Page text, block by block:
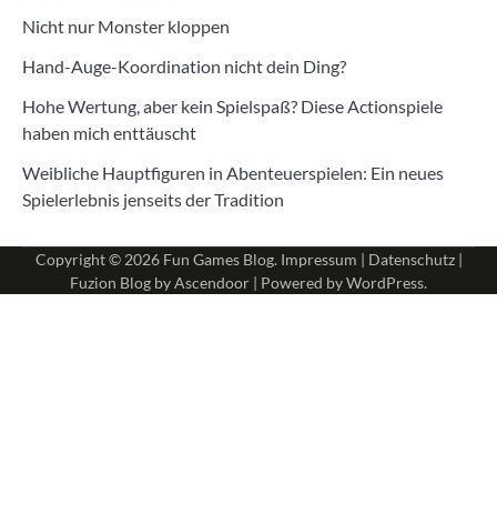
Nicht nur Monster kloppen
Hand-Auge-Koordination nicht dein Ding?
Hohe Wertung, aber kein Spielspaß? Diese Actionspiele
haben mich enttäuscht
Weibliche Hauptfiguren in Abenteuerspielen: Ein neues
Spielerlebnis jenseits der Tradition
Copyright © 2026 Fun Games Blog. Impressum | Datenschutz|
Fuzion Blog byAscendoor | Powered byWordPress.